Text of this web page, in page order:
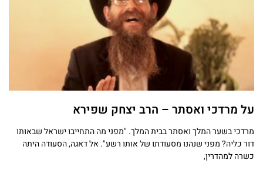
על מרדכי ואסתר – הרב יצחק שפירא
מרדכי בשער המלך ואסתר בבית המלך. "מפני מה התחייבו ישראל שבאותו
דור כליה? מפני שנהנו מסעודתו של אותו רשע". אל דאגה, הסעודה היתה
כשרה למהדרין,